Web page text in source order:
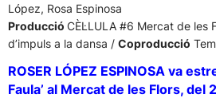
López, Rosa Espinosa
Producció CÈL·LULA #6 Mercat de les
d’impuls a la dansa / Coproducció
ROSER LÓPEZ ESPINOSA va
Faula’ al Mercat de les Flors, del 2